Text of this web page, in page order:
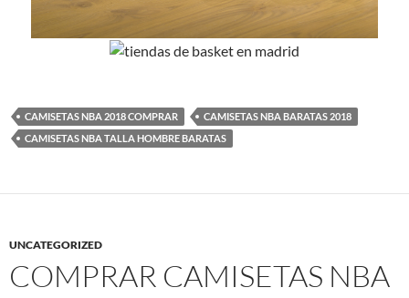
CAMISETAS NBA 2018 COMPRAR
CAMISETAS NBA BARATAS 2018
CAMISETAS NBA TALLA HOMBRE BARATAS
UNCATEGORIZED
COMPRAR CAMISETAS NBA